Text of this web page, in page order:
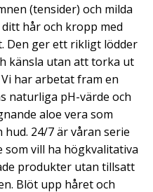
(tensider) och milda
hår och kropp med
Den ger ett rikligt lödder
känsla utan att torka ut
har arbetat fram en
naturliga pH-värde och
aloe vera som
24/7 är våran serie
som vill ha högkvalitativa
produkter utan tillsatt
Blöt upp håret och